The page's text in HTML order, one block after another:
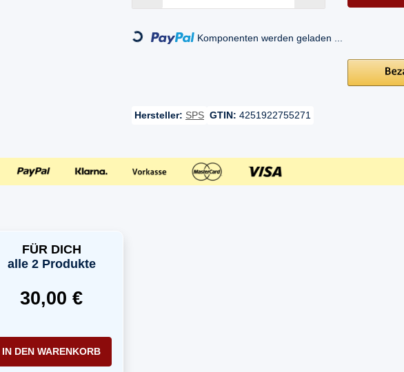
Loading... Komponenten werden geladen ...
Hersteller: SPS GTIN: 4251922755271
FÜR DICH
alle 2 Produkte
30,00 €
IN DEN WARENKORB